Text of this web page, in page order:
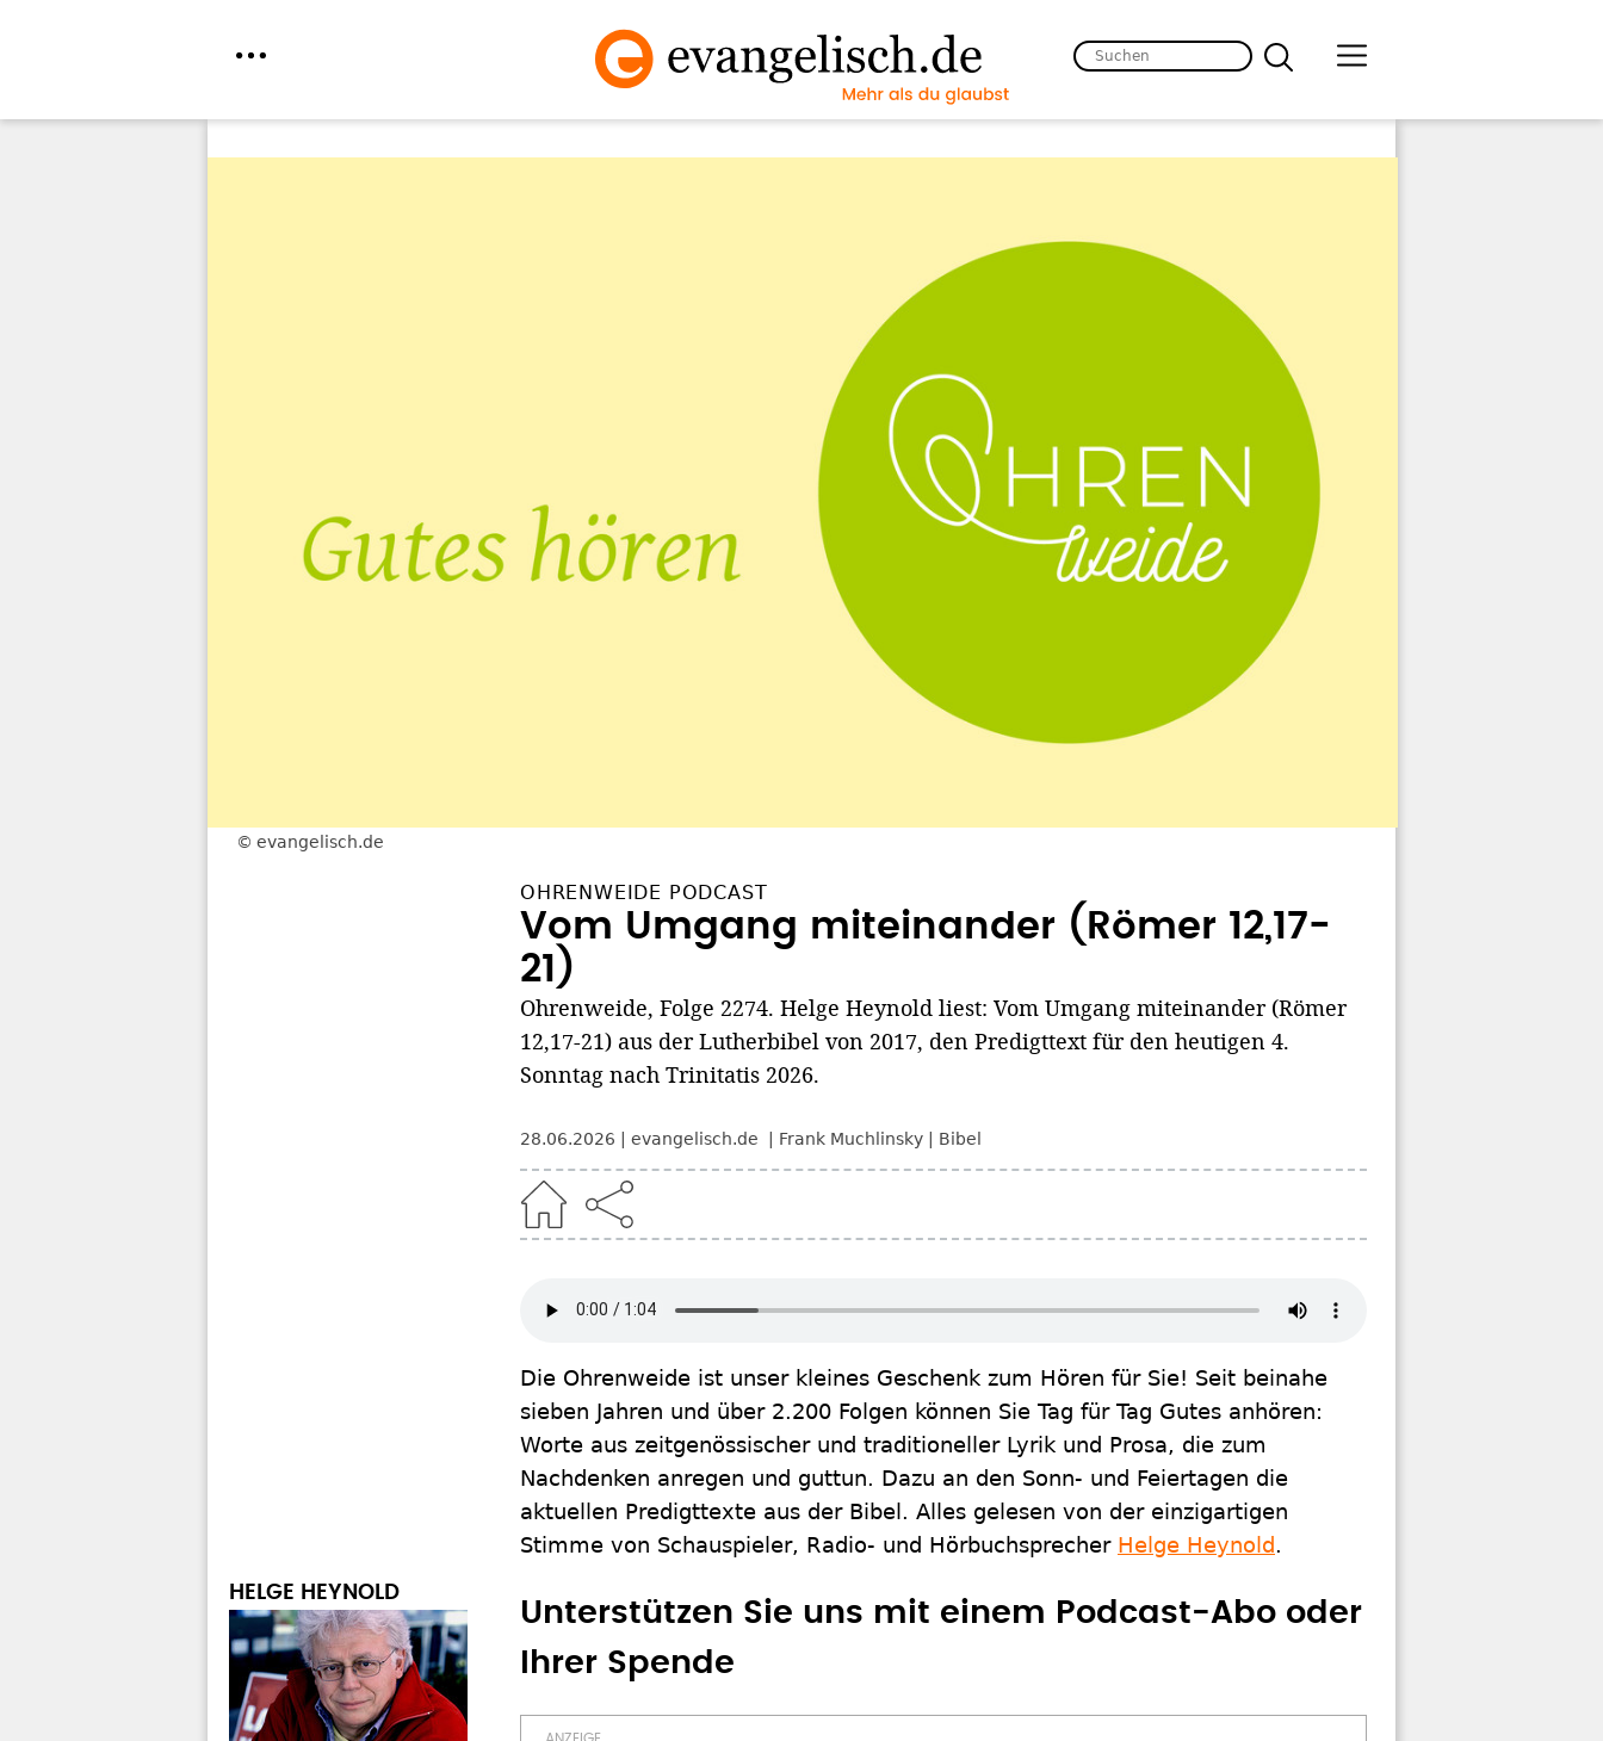
evangelisch.de
OHRENWEIDE PODCAST
Vom Umgang miteinander (Römer 12,17-
21)
Ohrenweide, Folge 2274. Helge Heynold liest: Vom Umgang miteinander (Römer
12,17-21) aus der Lutherbibel von 2017, den Predigttext für den heutigen 4.
Sonntag nach Trinitatis 2026.
28.06.2026 evangelisch.de Frank Muchlinsky Bibel
Die Ohrenweide ist unser kleines Geschenk zum Hören für Sie! Seit beinahe
sieben Jahren und über 2.200 Folgen können Sie Tag für Tag Gutes anhören:
Worte aus zeitgenössischer und traditioneller Lyrik und Prosa, die zum
Nachdenken anregen und guttun. Dazu an den Sonn- und Feiertagen die
aktuellen Predigttexte aus der Bibel. Alles gelesen von der einzigartigen
Stimme von Schauspieler, Radio- und Hörbuchsprecher Helge Heynold.
HELGE HEYNOLD
Unterstützen Sie uns mit einem Podcast-Abo oder
Ihrer Spende